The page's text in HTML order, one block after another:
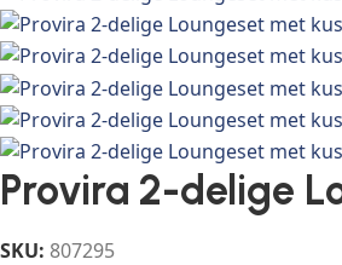
Provira 2-delige
SKU: 807295